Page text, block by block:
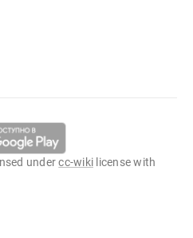
undercc-wiki license with